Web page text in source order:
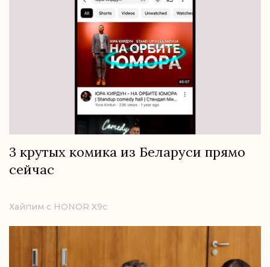
3 крутых комика из Беларуси прямо
сейчас
Хайпим с HONOR X9c